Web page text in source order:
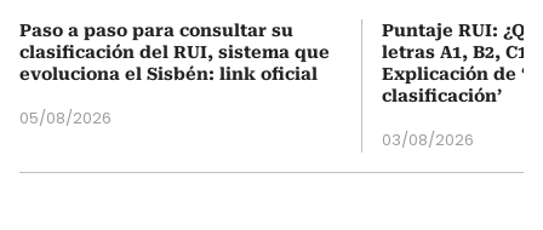
Paso a paso para consultar su
clasificación del RUI, sistema que
evoluciona el Sisbén: link oficial
05/08/2026
Puntaje RUI:
letras A1, B2, C1
Explicación de
clasificación’
03/08/2026